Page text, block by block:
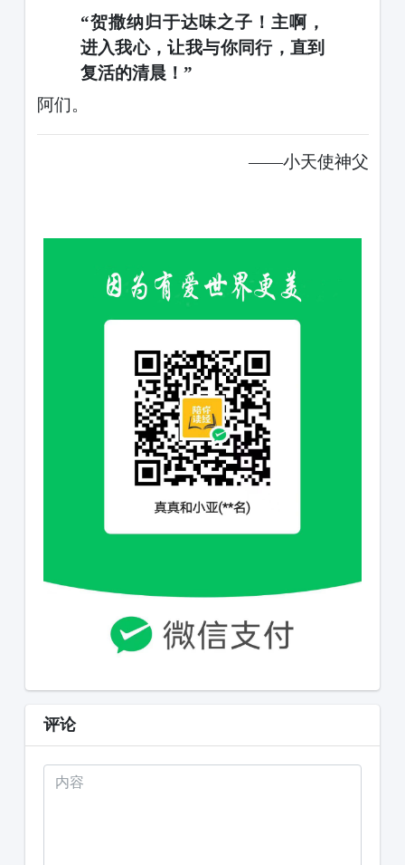
“贺撒纳归于达味之子！主啊，
进入我心，让我与你同行，直到
复活的清晨！”
阿们。
——小天使神父
评论